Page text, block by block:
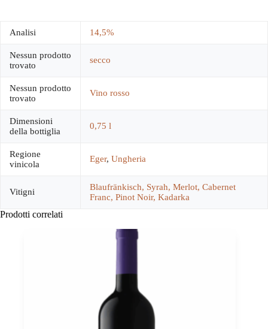
Analisi 14,5%
Nessun prodotto
trovato
secco
Nessun prodotto
trovato
Vino rosso
Dimensioni
della bottiglia
0,75 l
Regione
vinicola
Eger, Ungheria
Vitigni
Blaufränkisch, Syrah, Merlot, Cabernet
Franc, Pinot Noir, Kadarka
Prodotti correlati